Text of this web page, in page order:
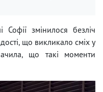
змінилося безліч
що викликало сміх у
що такі моменти